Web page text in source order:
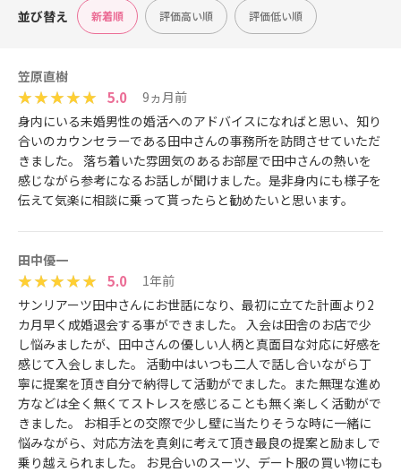
並び替え 新着順 評価高い順 評価低い順
笠原直樹
5.0
9ヵ月前
身内にいる未婚男性の婚活へのアドバイスになればと思い、知り
合いのカウンセラーである田中さんの事務所を訪問させていただ
きました。 落ち着いた雰囲気のあるお部屋で田中さんの熱いを
感じながら参考になるお話しが聞けました。是非身内にも様子を
伝えて気楽に相談に乗って貰ったらと勧めたいと思います。
田中優一
5.0
1年前
サンリアーツ田中さんにお世話になり、最初に立てた計画より2
カ月早く成婚退会する事ができました。 入会は田舎のお店で少
し悩みましたが、田中さんの優しい人柄と真面目な対応に好感を
感じて入会しました。 活動中はいつも二人で話し合いながら丁
寧に提案を頂き自分で納得して活動がでました。また無理な進め
方などは全く無くてストレスを感じることも無く楽しく活動がで
きました。 お相手との交際で少し壁に当たりそうな時に一緒に
悩みながら、対応方法を真剣に考えて頂き最良の提案と励ましで
乗り越えられました。 お見合いのスーツ、デート服の買い物にも